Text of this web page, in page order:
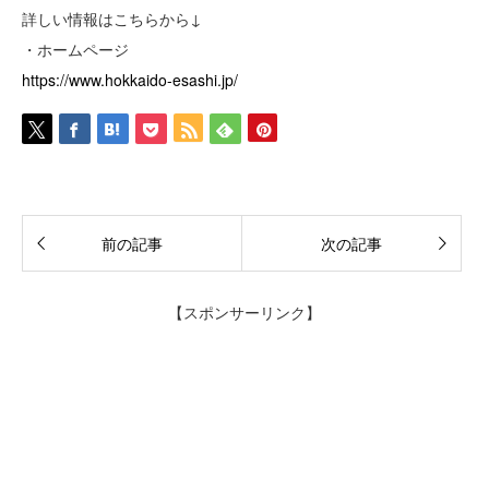
詳しい情報はこちらから↓
・ホームページ
https://www.hokkaido-esashi.jp/
前の記事 次の記事
【スポンサーリンク】